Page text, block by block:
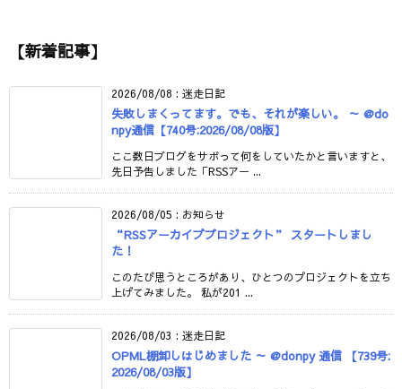
【新着記事】
2026/08/08 : 迷走日記
失敗しまくってます。でも、それが楽しい。 ～ @do
npy通信【740号:2026/08/08版】
ここ数日ブログをサボって何をしていたかと言いますと、
先日予告しました「RSSアー ...
2026/08/05 : お知らせ
“RSSアーカイブプロジェクト” スタートしまし
た！
このたび思うところがあり、ひとつのプロジェクトを立ち
上げてみました。 私が201 ...
2026/08/03 : 迷走日記
OPML棚卸しはじめました ～ @donpy 通信 【739号:
2026/08/03版】